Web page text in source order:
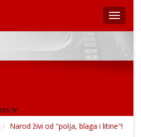
Narod živi od "polja, blaga i litine"!